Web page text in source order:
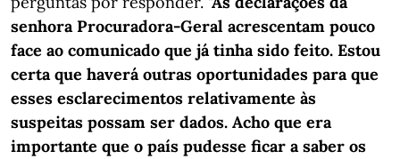
senhora Procuradora-Geral acrescentam pouco
face ao comunicado que já tinha sido feito. Estou
certa que haverá outras oportunidades para que
esses esclarecimentos relativamente às
suspeitas possam ser dados. Acho que era
importante que o país pudesse ficar a saber os